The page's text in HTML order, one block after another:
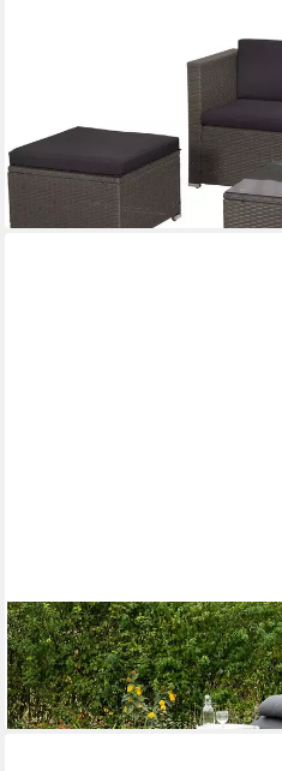
Gartenlounge-Set Malta, (Set, 10-
280,36 €
723,90 €
-61%
lieferbar - in 4-5 Werktagen bei dir
MERXX
Gartenlounge-Set Andalusia, (2-
1.199,16 €
lieferbar - in 4-5 Werktagen bei dir